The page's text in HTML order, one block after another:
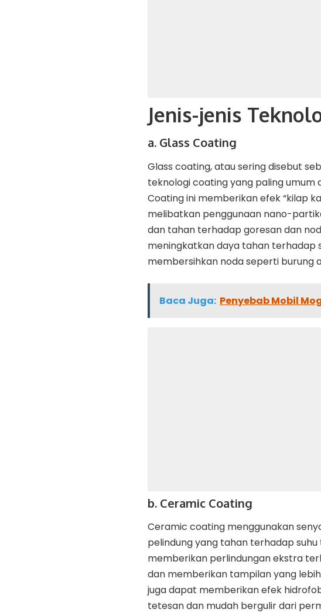
Jenis-jenis
a. Glass Coating
Glass coating, atau sering disebut
teknologi coating yang paling umum
Coating ini memberikan efek “kilap
melibatkan penggunaan nano-
dan tahan terhadap goresan dan
meningkatkan daya tahan terhadap
membersihkan noda seperti burung
Baca Juga: Penyebab Mobil
b. Ceramic Coating
Ceramic coating menggunakan
pelindung yang tahan terhadap suhu
memberikan perlindungan ekstra
dan memberikan tampilan yang
juga dapat memberikan efek
tetesan dan mudah bergulir dari